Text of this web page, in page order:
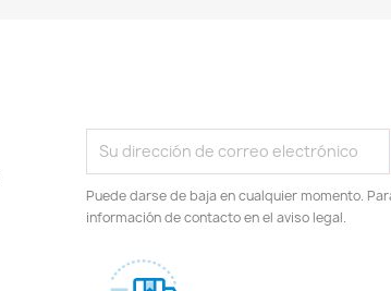
Puede darse de baja en cualquier momento.
información de contacto en el aviso legal.